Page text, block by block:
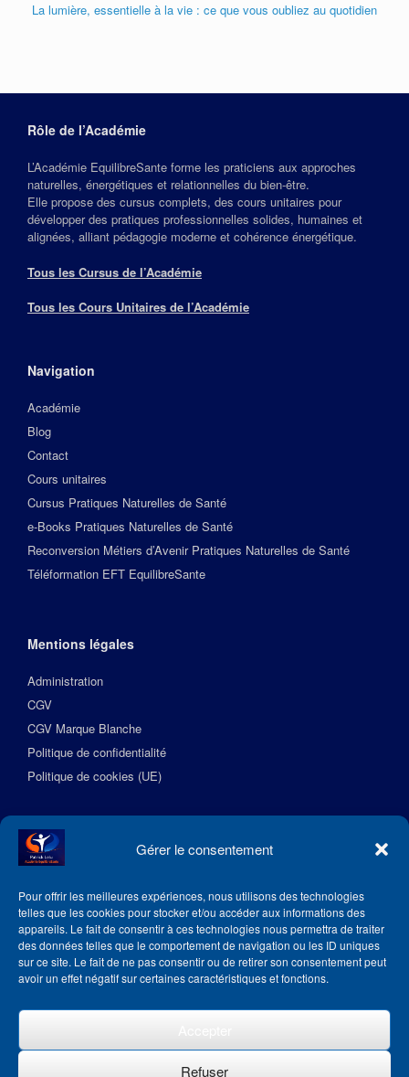
Gérer le consentement
Pour offrir les meilleures expériences, nous utilisons des technologies
telles que les cookies pour stocker et/ou accéder aux informations des
appareils. Le fait de consentir à ces technologies nous permettra de traiter
des données telles que le comportement de navigation ou les ID uniques
sur ce site. Le fait de ne pas consentir ou de retirer son consentement peut
avoir un effet négatif sur certaines caractéristiques et fonctions.
Refuser
La lumière, essentielle à la vie : ce que vous oubliez au quotidien
Rôle de l’Académie
L’Académie EquilibreSante forme les praticiens aux approches
naturelles, énergétiques et relationnelles du bien‑être.
Elle propose des cursus complets, des cours unitaires pour
développer des pratiques professionnelles solides, humaines et
alignées, alliant pédagogie moderne et cohérence énergétique.
Tous les Cursus de l’Académie
Tous les Cours Unitaires de l’Académie
Navigation
Académie
Blog
Contact
Cours unitaires
Cursus Pratiques Naturelles de Santé
e-Books Pratiques Naturelles de Santé
Reconversion Métiers d’Avenir Pratiques Naturelles de Santé
Téléformation EFT EquilibreSante
Mentions légales
Administration
CGV
CGV Marque Blanche
Politique de confidentialité
Politique de cookies (UE)
Suivez l’Académie EquilibreSante